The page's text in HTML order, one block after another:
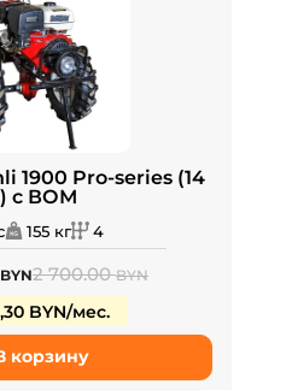
1900 Pro-series (14
с ВОМ
155 кг 4
BYN2 700.00BYN
BYN/мес.
корзину